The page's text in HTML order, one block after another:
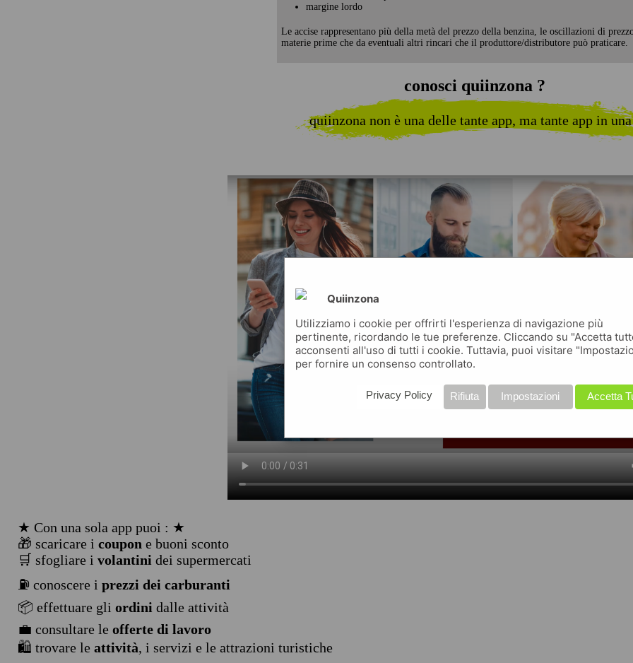
margine lordo
Le accise rappresentano più della metà del prezzo della benzina, le oscillazioni di
materie prime che da eventuali altri rincari che il produttore/distributore può praticare.
conosci quiinzona ?
quiinzona non è una delle tante app, ma tante app in
★ Con una sola app puoi : ★
🎁 scaricare i coupon e buoni sconto
🛒 sfogliare i volantini dei supermercati
⛽ conoscere i prezzi dei carburanti
📦 effettuare gli ordini dalle attività
💼 consultare le offerte di lavoro
🛍️ trovare le attività, i servizi e le attrazioni turistiche
Quiinzona
Utilizziamo i cookie per offrirti l'esperienza di navigazione più
pertinente, ricordando le tue preferenze. Cliccando su "Accetta
acconsenti all'uso di tutti i cookie. Tuttavia, puoi visitare
per fornire un consenso controllato.
Accetta
Impostazioni
Rifiuta
Privacy Policy